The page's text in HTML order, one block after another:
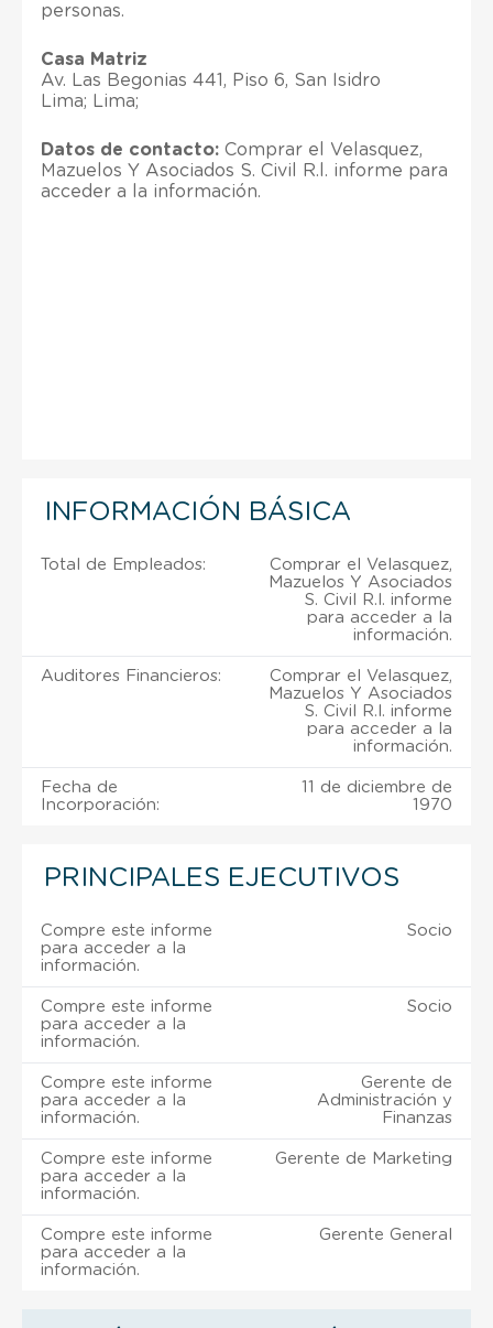
personas.
Casa Matriz
Av. Las Begonias 441, Piso 6, San Isidro
Lima; Lima;
Datos de contacto: Comprar el Velasquez,
Mazuelos Y Asociados S. Civil R.l. informe para
acceder a la información.
INFORMACIÓN BÁSICA
Total de Empleados:
Comprar el Velasquez,
Mazuelos Y Asociados
S. Civil R.l. informe
para acceder a la
información.
Auditores Financieros:
Comprar el Velasquez,
Mazuelos Y Asociados
S. Civil R.l. informe
para acceder a la
información.
Fecha de
Incorporación:
11 de diciembre de
1970
PRINCIPALES EJECUTIVOS
Compre este informe
para acceder a la
información.
Socio
Compre este informe
para acceder a la
información.
Socio
Compre este informe
para acceder a la
información.
Gerente de
Administración y
Finanzas
Compre este informe
para acceder a la
información.
Gerente de Marketing
Compre este informe
para acceder a la
información.
Gerente General